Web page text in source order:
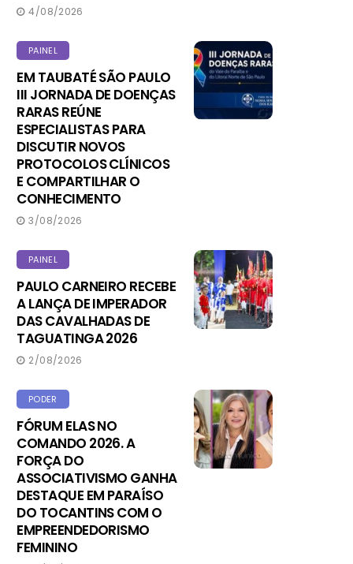
4/08/2026
PAINEL
EM TAUBATÉ SÃO PAULO
III JORNADA DE DOENÇAS
RARAS REÚNE
ESPECIALISTAS PARA
DISCUTIR NOVOS
PROTOCOLOS CLÍNICOS
E COMPARTILHAR O
CONHECIMENTO
3/08/2026
PAINEL
PAULO CARNEIRO RECEBE
A LANÇA DE IMPERADOR
DAS CAVALHADAS DE
TAGUATINGA 2026
2/08/2026
PODER
FÓRUM ELAS NO
COMANDO 2026. A
FORÇA DO
ASSOCIATIVISMO GANHA
DESTAQUE EM PARAÍSO
DO TOCANTINS COM O
EMPREENDEDORISMO
FEMININO